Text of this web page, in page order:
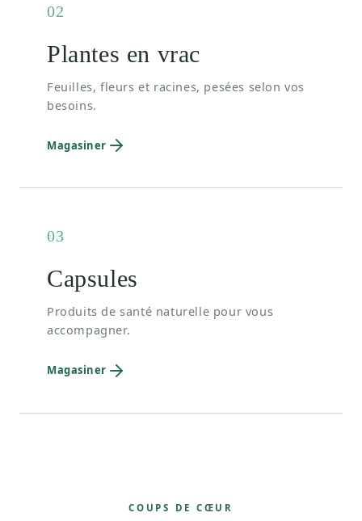
02
Plantes en vrac
Feuilles, fleurs et racines, pesées selon vos
besoins.
Magasiner
03
Capsules
Produits de santé naturelle pour vous
accompagner.
Magasiner
COUPS DE CŒUR